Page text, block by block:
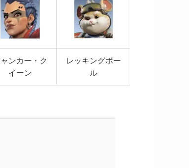
ンカー・ク
イーン
レッキングボー
ル